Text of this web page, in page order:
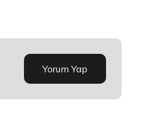
Yorum Yap